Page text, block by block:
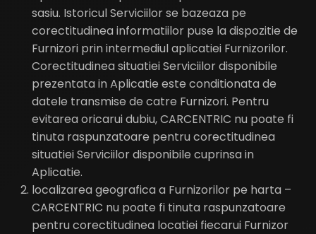
sasiu. Istoricul Serviciilor se bazeaza pe
corectitudinea informatiilor puse la dispozitie de
Furnizori prin intermediul aplicatiei Furnizorilor.
Corectitudinea situatiei Serviciilor disponibile
prezentata in Aplicatie este conditionata de
datele transmise de catre Furnizori. Pentru
evitarea oricarui dubiu, CARCENTRIC nu poate fi
tinuta raspunzatoare pentru corectitudinea
situatiei Serviciilor disponibile cuprinsa in
Aplicatie.
localizarea geografica a Furnizorilor pe harta –
CARCENTRIC nu poate fi tinuta raspunzatoare
pentru corectitudinea locatiei fiecarui Furnizor